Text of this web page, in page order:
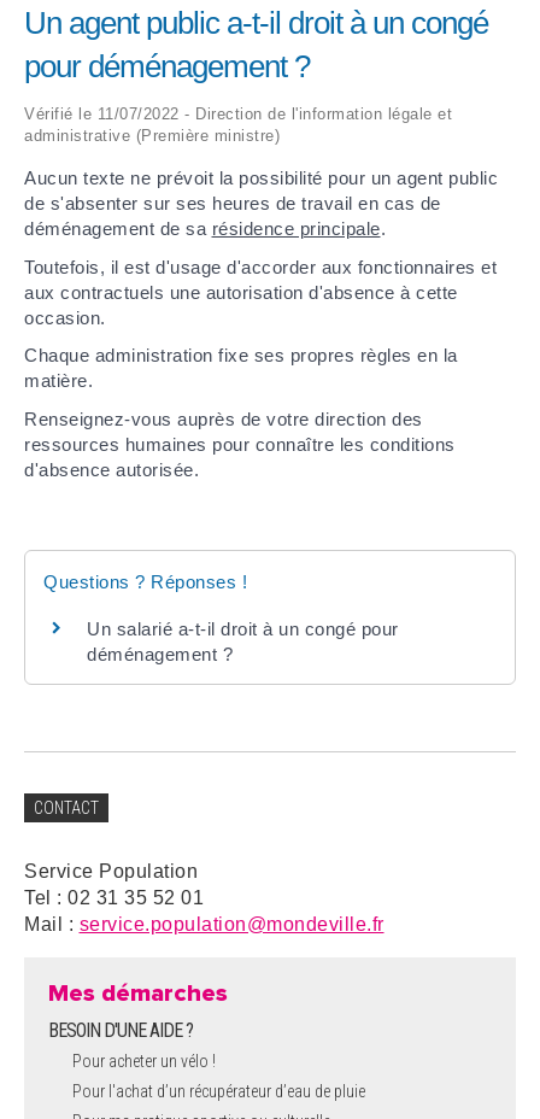
Un agent public a-t-il droit à un congé
pour déménagement ?
Vérifié le 11/07/2022 - Direction de l'information légale et
administrative (Première ministre)
Aucun texte ne prévoit la possibilité pour un agent public
de s'absenter sur ses heures de travail en cas de
déménagement de sa résidence principale.
Toutefois, il est d'usage d'accorder aux fonctionnaires et
aux contractuels une autorisation d'absence à cette
occasion.
Chaque administration fixe ses propres règles en la
matière.
Renseignez-vous auprès de votre direction des
ressources humaines pour connaître les conditions
d'absence autorisée.
Questions ? Réponses !
Un salarié a-t-il droit à un congé pour
déménagement ?
CONTACT
Service Population
Tel : 02 31 35 52 01
Mail : service.population@mondeville.fr
Mes démarches
BESOIN D'UNE AIDE ?
Pour acheter un vélo !
Pour l'achat d’un récupérateur d’eau de pluie
PLAN D'ACTION MUNICIPAL
ARRÊTÉS MUNICIPAUX
DÉLIBÉRATIONS